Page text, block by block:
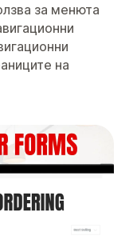
за менюта
на